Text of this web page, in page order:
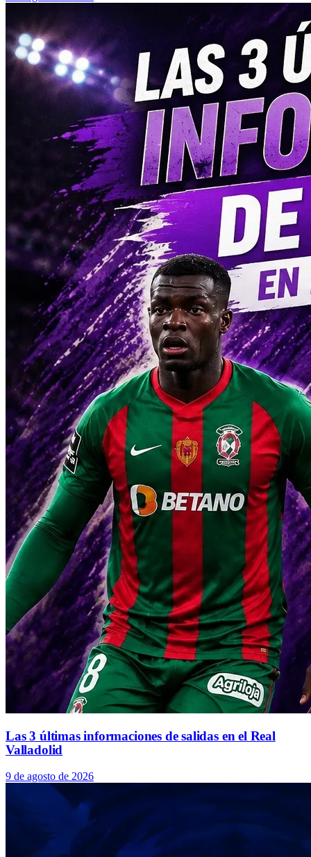
Las 3 últimas informaciones de salidas en el Real
Valladolid
9 de agosto de 2026